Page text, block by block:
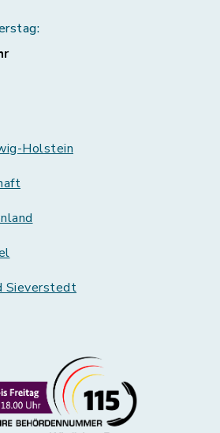
Holstein
Sieverstedt